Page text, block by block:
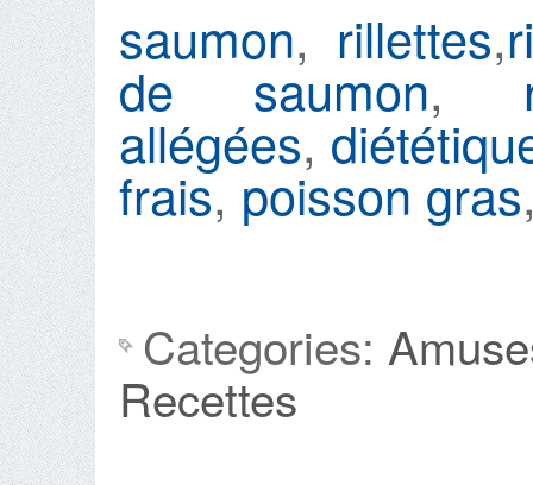
saumon, rillettes,
de saumon,
allégées,
frais, poisson gras
Categories:
Recettes